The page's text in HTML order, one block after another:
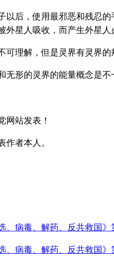
以后，使用最邪恶和残忍
外星人吸收，而产生外星人
可理解，但是灵界有灵界
无形的灵界的能量概念是不
网站发表！
作者本人。
、病毒、解药、反共救国》
、病毒、解药、反共救国